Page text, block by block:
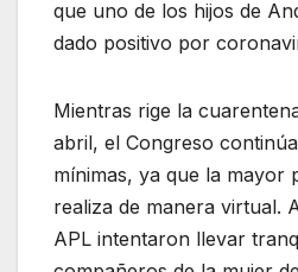
que uno de los hijos de
dado positivo por
Mientras rige la
abril, el Congreso
mínimas, ya que la mayor
realiza de manera virtual.
APL intentaron llevar